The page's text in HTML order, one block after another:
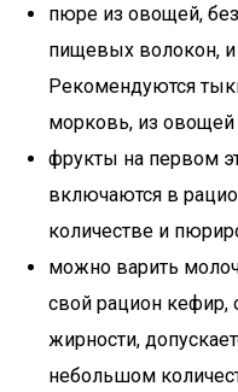
пюре из овощей,
пищевых волокон,
Рекомендуются
морковь, из
фрукты на первом
включаются в
количестве и
можно варить
свой рацион
жирности,
небольшом